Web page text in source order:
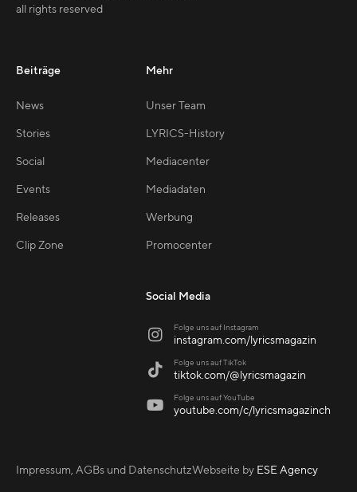
all rights reserved
Beiträge
News
Stories
Social
Events
Releases
Clip Zone
Mehr
Unser Team
LYRICS-History
Mediacenter
Mediadaten
Werbung
Promocenter
Social Media
 Folge uns auf Instagram
instagram.com/lyricsmagazin
 Folge uns auf TikTok
tiktok.com/@lyricsmagazin
 Folge uns auf YouTube
youtube.com/c/lyricsmagazinch
Impressum, AGBs und DatenschutzWebseite by ESE Agency